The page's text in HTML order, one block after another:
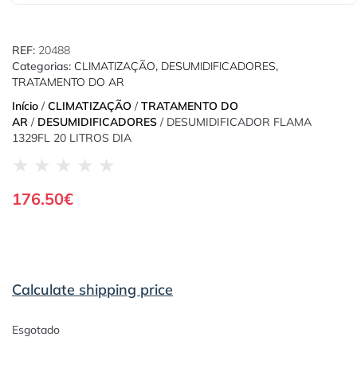
REF: 20488
Categorias: CLIMATIZAÇÃO, DESUMIDIFICADORES,
TRATAMENTO DO AR
Início / CLIMATIZAÇÃO / TRATAMENTO DO
AR / DESUMIDIFICADORES / DESUMIDIFICADOR FLAMA
1329FL 20 LITROS DIA
★ ★ ★ ★ ★
176.50€
Calculate shipping price
Esgotado